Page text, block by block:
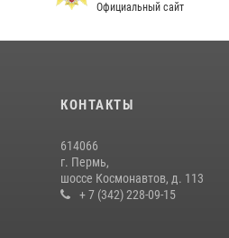
Официальный сайт
КОНТАКТЫ
614066
г. Пермь,
шоссе Космонавтов, д. 113
+ 7 (342) 228-09-15